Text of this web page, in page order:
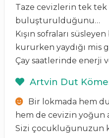
Taze cevizlerin tek
buluşturulduğunu…
Kışın sofraları
kururken yaydığı mis
Çay saatlerinde enerji
Artvin Dut
Bir lokmada hem
hem de cevizin yoğun
Sizi çocukluğunuzun